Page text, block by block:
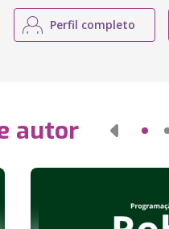
Perfil completo
autor